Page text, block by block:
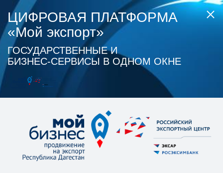
ЦИФРОВАЯ ПЛАТФОРМА
«Мой экспорт»
ГОСУДАРСТВЕННЫЕ И
БИЗНЕС‑СЕРВИСЫ В ОДНОМ ОКНЕ